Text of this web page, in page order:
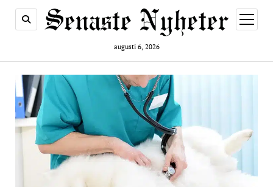
augusti 6, 2026
öppna
meny